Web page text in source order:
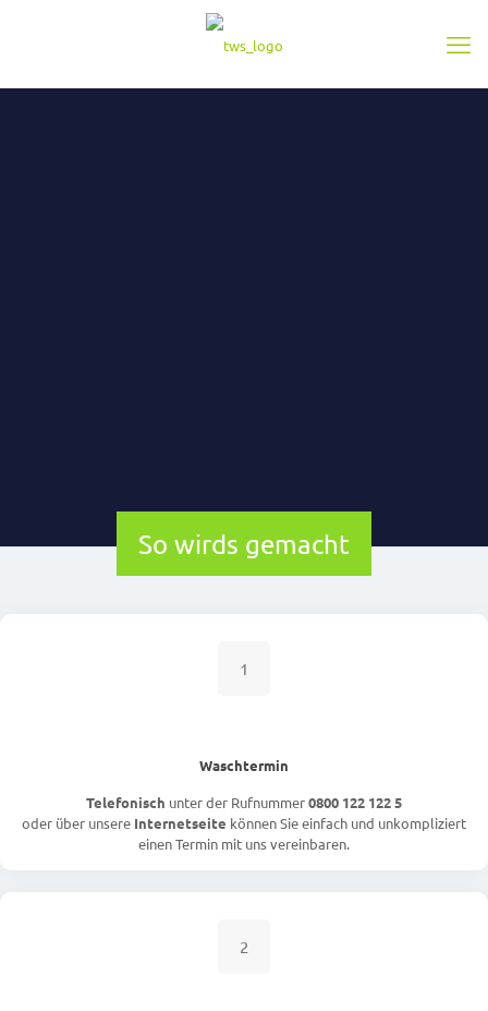
So wirds gemacht
1
Waschtermin
Telefonisch unter der Rufnummer0800 122 122 5
oder über unsere Internetseite können Sie einfach und unkompliziert
einen Termin mit uns vereinbaren.
2